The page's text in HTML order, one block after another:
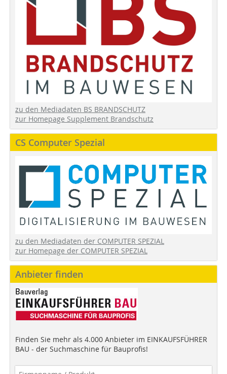
zu den Mediadaten BS BRANDSCHUTZ
zur Homepage Supplement Brandschutz
CS Computer Spezial
zu den Mediadaten der COMPUTER SPEZIAL
zur Homepage der COMPUTER SPEZIAL
Anbieter finden
Finden Sie mehr als 4.000 Anbieter im EINKAUFSFÜHRER
BAU - der Suchmaschine für Bauprofis!